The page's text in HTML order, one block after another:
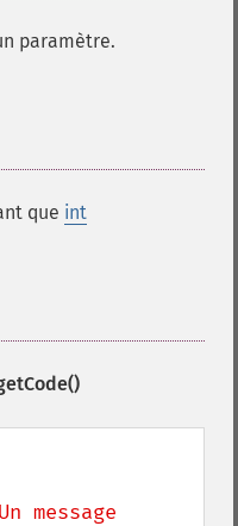
paramètre.
que int
message